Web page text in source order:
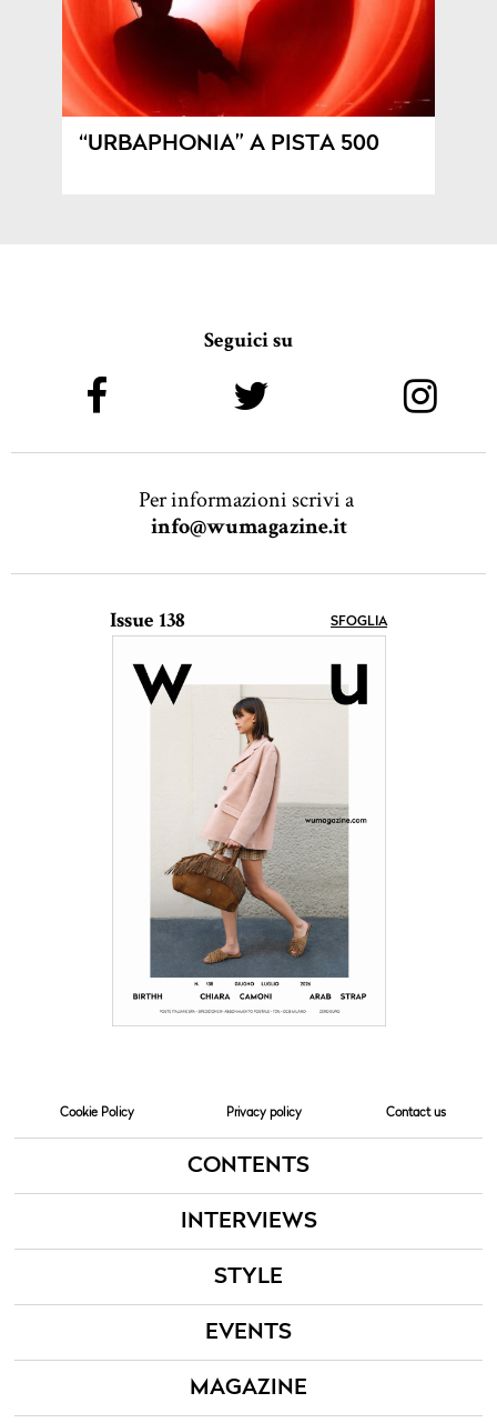
“URBAPHONIA” A PISTA 500
Seguici su
Per informazioni scrivi a
info@wumagazine.it
Issue 138 SFOGLIA
Cookie Policy Privacy policy Contact us
CONTENTS
INTERVIEWS
STYLE
EVENTS
MAGAZINE